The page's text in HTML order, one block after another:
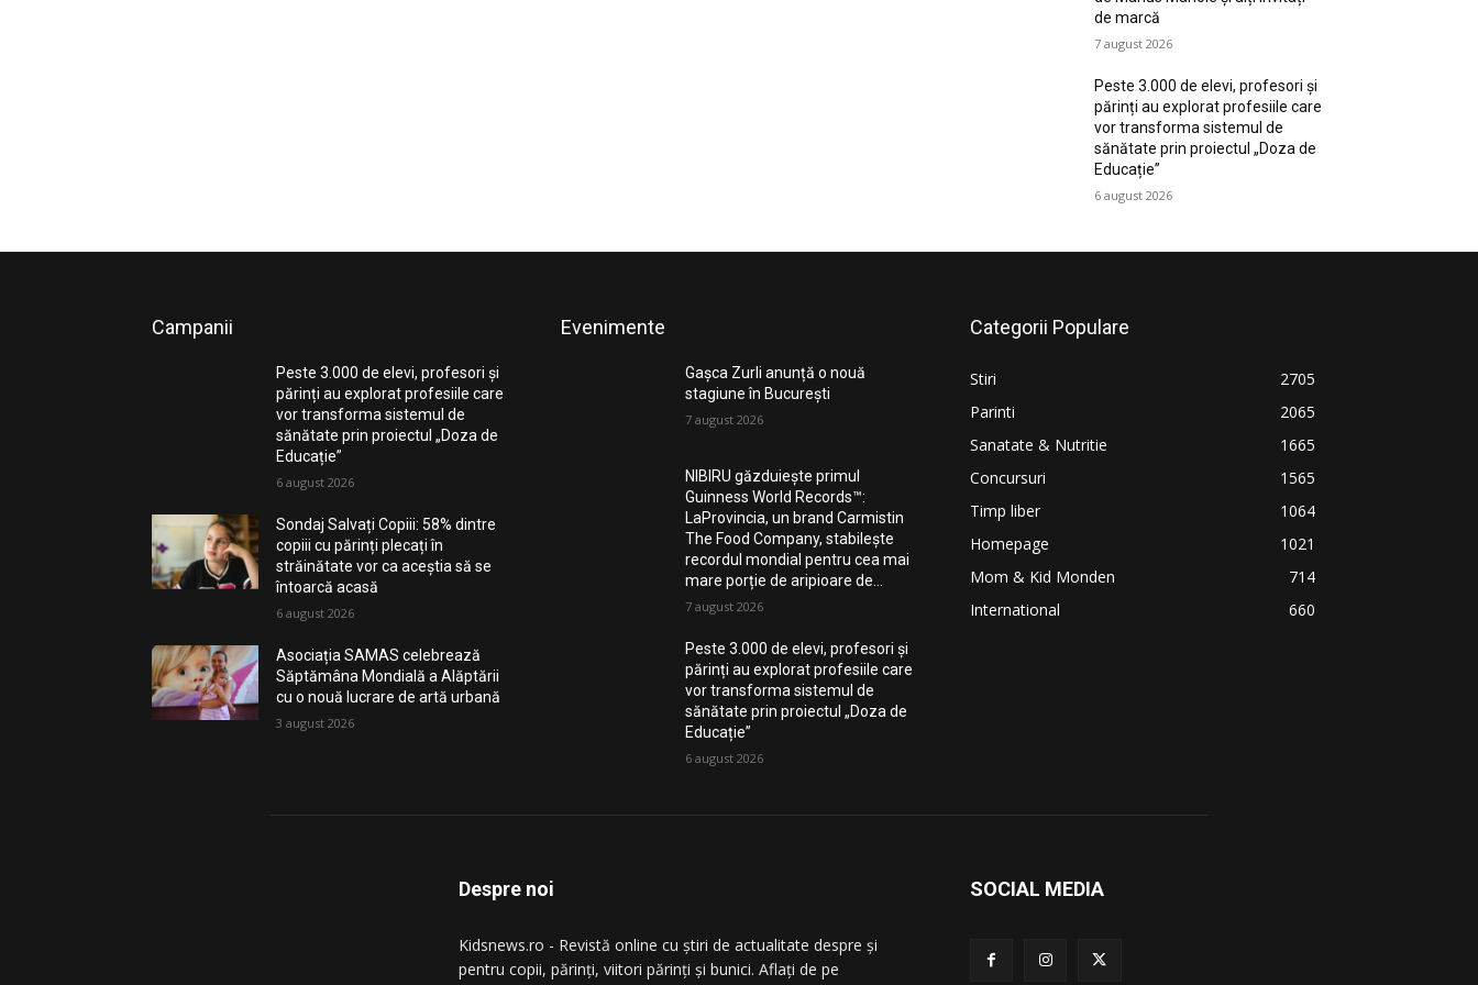
de marcă
7 august 2026
Peste 3.000 de elevi, profesori și
părinți au explorat profesiile care
vor transforma sistemul de
sănătate prin proiectul „Doza de
Educație”
6 august 2026
Campanii
Peste 3.000 de elevi, profesori și
părinți au explorat profesiile care
vor transforma sistemul de
sănătate prin proiectul „Doza de
Educație”
6 august 2026
Sondaj Salvați Copiii: 58% dintre
copiii cu părinți plecați în
străinătate vor ca aceștia să se
întoarcă acasă
6 august 2026
Asociația SAMAS celebrează
Săptămâna Mondială a Alăptării
cu o nouă lucrare de artă urbană
3 august 2026
Evenimente
Gașca Zurli anunță o nouă
stagiune în București
7 august 2026
NIBIRU găzduiește primul
Guinness World Records™️:
LaProvincia, un brand Carmistin
The Food Company, stabilește
recordul mondial pentru cea mai
mare porție de aripioare de...
7 august 2026
Peste 3.000 de elevi, profesori și
părinți au explorat profesiile care
vor transforma sistemul de
sănătate prin proiectul „Doza de
Educație”
6 august 2026
Categorii Populare
Stiri
2705
Parinti
2065
Sanatate & Nutritie
1665
Concursuri
1565
Timp liber
1064
Homepage
1021
Mom & Kid Monden
714
International
660
Despre noi
Kidsnews.ro - Revistă online cu știri de actualitate despre și
pentru copii, părinți, viitori părinți și bunici. Aflați de pe
SOCIAL MEDIA